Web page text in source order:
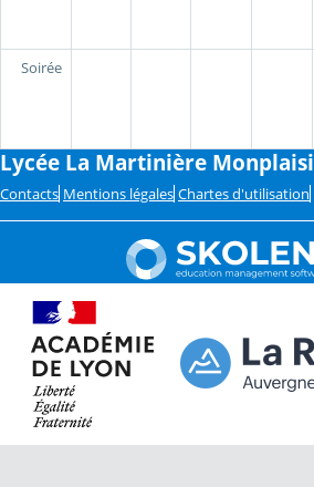
Soirée
Lycée La Martinière
Contacts Mentions légales Chartes d'utilisation